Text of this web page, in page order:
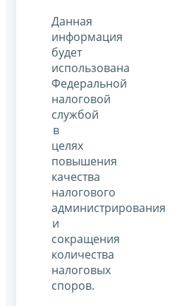
Данная
информация
будет
использована
Федеральной
налоговой
службой
в
целях
повышения
качества
налогового
администрирования
и
сокращения
количества
налоговых
споров.